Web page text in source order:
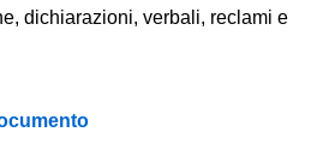
dichiarazioni, verbali, reclami e